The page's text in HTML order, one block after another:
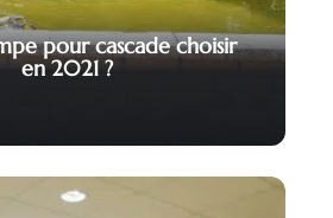
pour cascade choisir
en 2021 ?